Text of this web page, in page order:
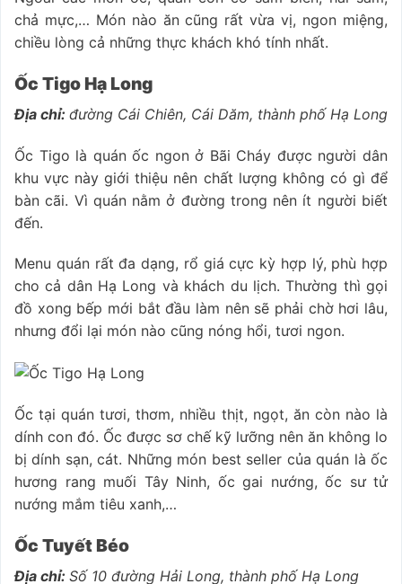
chả mực,… Món nào ăn cũng rất vừa vị, ngon miệng,
chiều lòng cả những thực khách khó tính nhất.
Ốc Tigo Hạ Long
Địa chỉ: đường Cái Chiên, Cái Dăm, thành phố Hạ Long
Ốc Tigo là quán ốc ngon ở Bãi Cháy được người dân
khu vực này giới thiệu nên chất lượng không có gì để
bàn cãi. Vì quán nằm ở đường trong nên ít người biết
đến.
Menu quán rất đa dạng, rổ giá cực kỳ hợp lý, phù hợp
cho cả dân Hạ Long và khách du lịch. Thường thì gọi
đồ xong bếp mới bắt đầu làm nên sẽ phải chờ hơi lâu,
nhưng đổi lại món nào cũng nóng hổi, tươi ngon.
Ốc tại quán tươi, thơm, nhiều thịt, ngọt, ăn còn nào là
dính con đó. Ốc được sơ chế kỹ lưỡng nên ăn không lo
bị dính sạn, cát. Những món best seller của quán là ốc
hương rang muối Tây Ninh, ốc gai nướng, ốc sư tử
nướng mắm tiêu xanh,…
Ốc Tuyết Béo
Địa chỉ: Số 10 đường Hải Long, thành phố Hạ Long